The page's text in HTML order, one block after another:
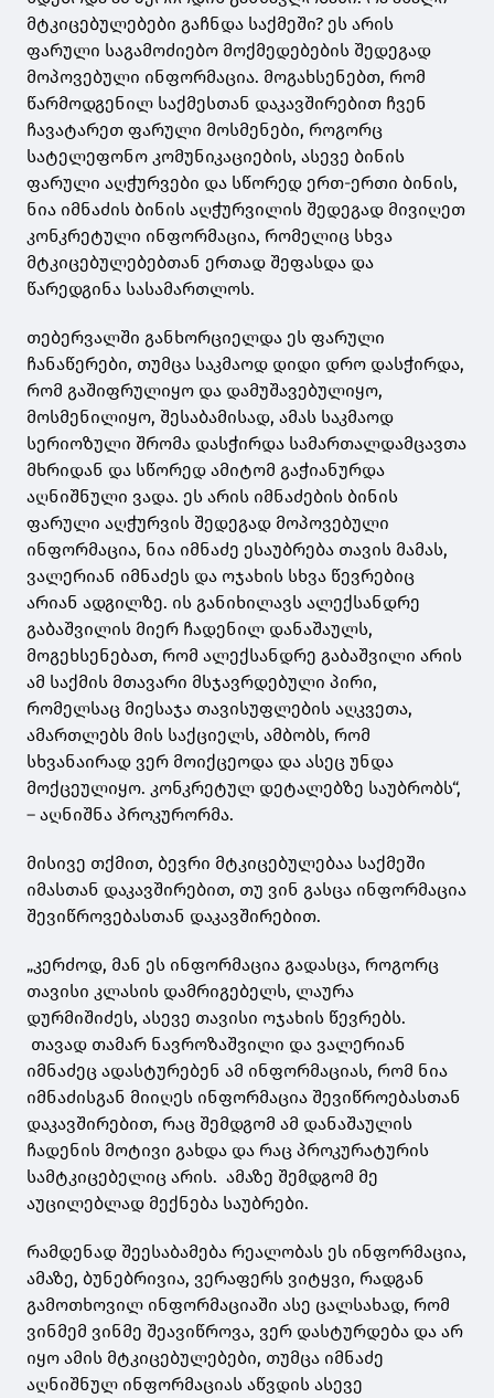
მტკიცებულებები გაჩნდა საქმეში? ეს არის
ფარული საგამოძიებო მოქმედებების შედეგად
მოპოვებული ინფორმაცია. მოგახსენებთ, რომ
წარმოდგენილ საქმესთან დაკავშირებით ჩვენ
ჩავატარეთ ფარული მოსმენები, როგორც
სატელეფონო კომუნიკაციების, ასევე ბინის
ფარული აღჭურვები და სწორედ ერთ-ერთი ბინის,
ნია იმნაძის ბინის აღჭურვილის შედეგად მივიღეთ
კონკრეტული ინფორმაცია, რომელიც სხვა
მტკიცებულებებთან ერთად შეფასდა და
წარედგინა სასამართლოს.
თებერვალში განხორციელდა ეს ფარული
ჩანაწერები, თუმცა საკმაოდ დიდი დრო დასჭირდა,
რომ გაშიფრულიყო და დამუშავებულიყო,
მოსმენილიყო, შესაბამისად, ამას საკმაოდ
სერიოზული შრომა დასჭირდა სამართალდამცავთა
მხრიდან და სწორედ ამიტომ გაჭიანურდა
აღნიშნული ვადა. ეს არის იმნაძების ბინის
ფარული აღჭურვის შედეგად მოპოვებული
ინფორმაცია, ნია იმნაძე ესაუბრება თავის მამას,
ვალერიან იმნაძეს და ოჯახის სხვა წევრებიც
არიან ადგილზე. ის განიხილავს ალექსანდრე
გაბაშვილის მიერ ჩადენილ დანაშაულს,
მოგეხსენებათ, რომ ალექსანდრე გაბაშვილი არის
ამ საქმის მთავარი მსჯავრდებული პირი,
რომელსაც მიესაჯა თავისუფლების აღკვეთა,
ამართლებს მის საქციელს, ამბობს, რომ
სხვანაირად ვერ მოიქცეოდა და ასეც უნდა
მოქცეულიყო. კონკრეტულ დეტალებზე საუბრობს“,
– აღნიშნა პროკურორმა.
მისივე თქმით, ბევრი მტკიცებულებაა საქმეში
იმასთან დაკავშირებით, თუ ვინ გასცა ინფორმაცია
შევიწროვებასთან დაკავშირებით.
„კერძოდ, მან ეს ინფორმაცია გადასცა, როგორც
თავისი კლასის დამრიგებელს, ლაურა
დურმიშიძეს, ასევე თავისი ოჯახის წევრებს.
თავად თამარ ნავროზაშვილი და ვალერიან
იმნაძეც ადასტურებენ ამ ინფორმაციას, რომ ნია
იმნაძისგან მიიღეს ინფორმაცია შევიწროებასთან
დაკავშირებით, რაც შემდგომ ამ დანაშაულის
ჩადენის მოტივი გახდა და რაც პროკურატურის
სამტკიცებელიც არის. ამაზე შემდგომ მე
აუცილებლად მექნება საუბრები.
რამდენად შეესაბამება რეალობას ეს ინფორმაცია,
ამაზე, ბუნებრივია, ვერაფერს ვიტყვი, რადგან
გამოთხოვილ ინფორმაციაში ასე ცალსახად, რომ
ვინმემ ვინმე შეავიწროვა, ვერ დასტურდება და არ
იყო ამის მტკიცებულებები, თუმცა იმნაძე
აღნიშნულ ინფორმაციას აწვდის ასევე